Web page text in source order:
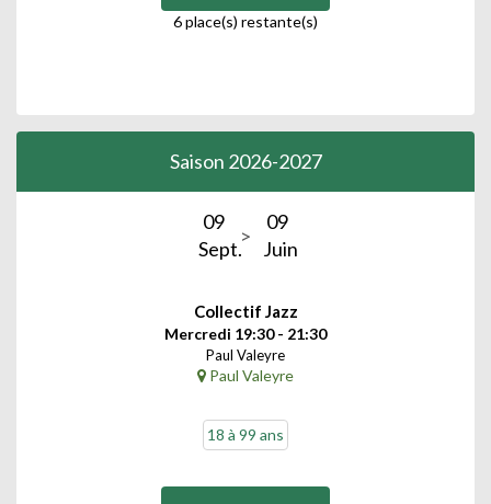
6 place(s) restante(s)
Saison 2026-2027
09
Sept.
09
Juin
Collectif Jazz
Mercredi 19:30 - 21:30
Paul Valeyre
Paul Valeyre
18 à 99 ans